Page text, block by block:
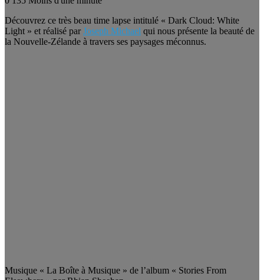
Découvrez ce très beau time lapse intitulé « Dark Cloud: White
Light » et réalisé parJoseph Michael qui nous présente la beauté de
la Nouvelle-Zélande à travers ses paysages méconnus.
Musique « La Boîte à Musique » de l’album « Stories From